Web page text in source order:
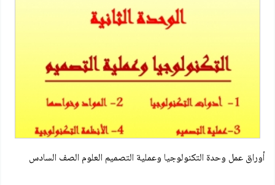
أوراق عمل وحدة التكنولوجيا وعملية التصميم العلوم الصف السادس